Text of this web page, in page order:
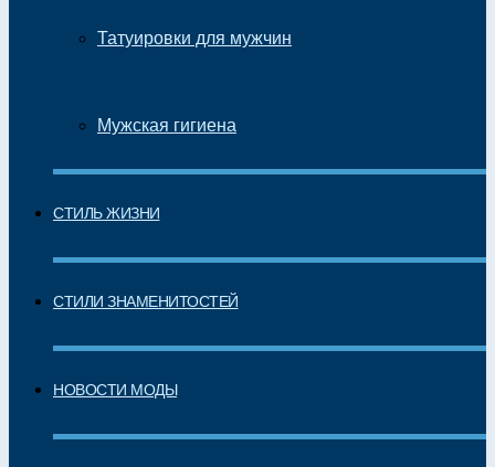
Татуировки для мужчин
Мужская гигиена
СТИЛЬ ЖИЗНИ
СТИЛИ ЗНАМЕНИТОСТЕЙ
НОВОСТИ МОДЫ